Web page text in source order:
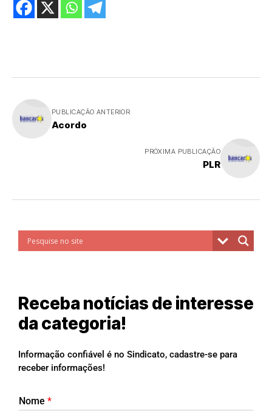
PUBLICAÇÃO ANTERIOR
Acordo
PRÓXIMA PUBLICAÇÃO
PLR
Receba notícias de interesse
da categoria!
Informação confiável é no Sindicato, cadastre-se para
receber informações!
Nome *